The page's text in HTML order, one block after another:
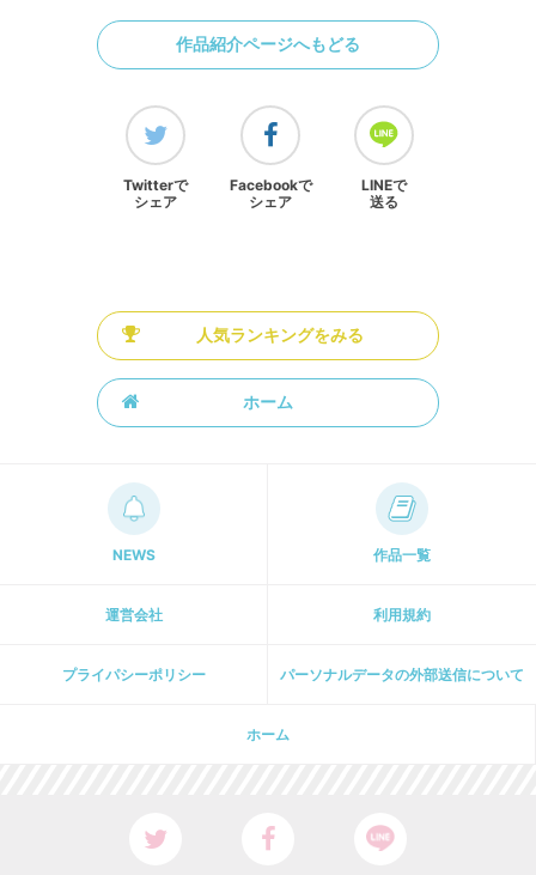
作品紹介ページへもどる
Twitterで
シェア
Facebookで
シェア
LINEで
送る
人気ランキングをみる
ホーム
NEWS 作品一覧
運営会社 利用規約
プライパシーポリシー パーソナルデータの外部送信について
ホーム